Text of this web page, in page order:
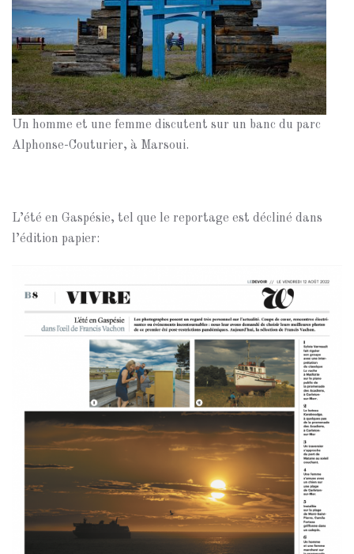
Un homme et une femme discutent sur un banc du parc
Alphonse-Couturier, à Marsoui.
L’été en Gaspésie, tel que le reportage est décliné dans
l’édition papier: